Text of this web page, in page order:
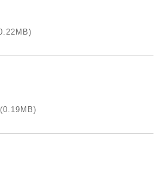
(0.19MB)